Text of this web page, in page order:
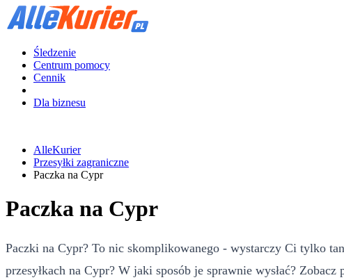
Śledzenie
Centrum pomocy
Cennik
Dla biznesu
AlleKurier
Przesyłki zagraniczne
Paczka na Cypr
Paczka na Cypr
Paczki na Cypr? To nic skomplikowanego - wystarczy Ci tylko
przesyłkach na Cypr? W jaki sposób je sprawnie wysłać?